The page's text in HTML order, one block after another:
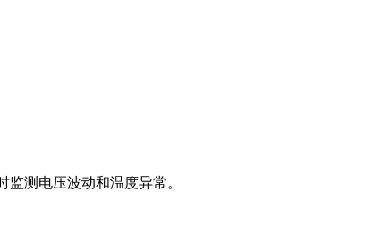
测电压波动和温度异常。